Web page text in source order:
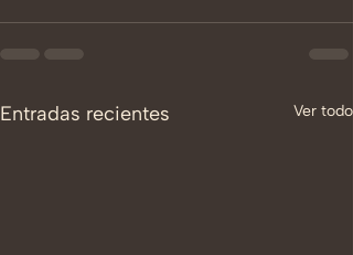
Entradas recientes Ver todo